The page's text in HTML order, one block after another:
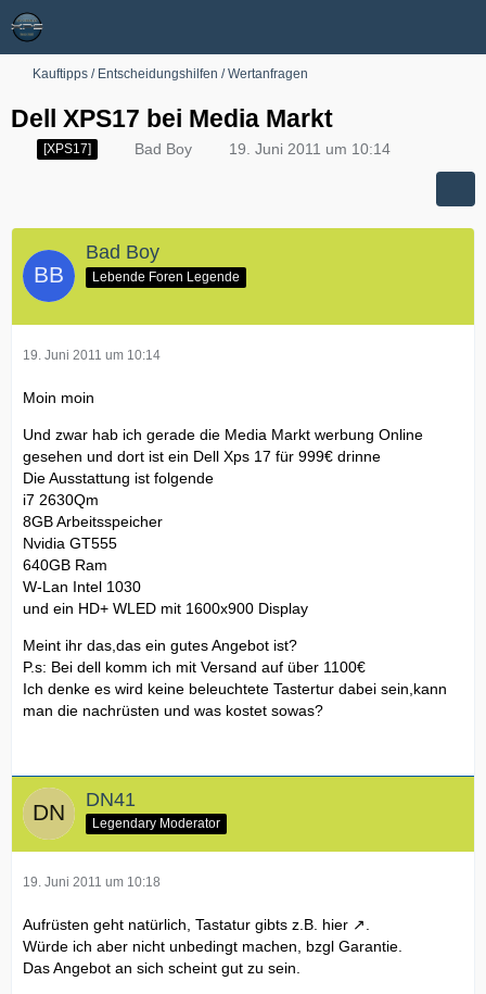
Kauftipps / Entscheidungshilfen / Wertanfragen
Dell XPS17 bei Media Markt
[XPS17] Bad Boy 19. Juni 2011 um 10:14
Bad Boy
Lebende Foren Legende
19. Juni 2011 um 10:14
Moin moin
Und zwar hab ich gerade die Media Markt werbung Online
gesehen und dort ist ein Dell Xps 17 für 999€ drinne
Die Ausstattung ist folgende
i7 2630Qm
8GB Arbeitsspeicher
Nvidia GT555
640GB Ram
W-Lan Intel 1030
und ein HD+ WLED mit 1600x900 Display
Meint ihr das,das ein gutes Angebot ist?
P.s: Bei dell komm ich mit Versand auf über 1100€
Ich denke es wird keine beleuchtete Tastertur dabei sein,kann
man die nachrüsten und was kostet sowas?
DN41
Legendary Moderator
19. Juni 2011 um 10:18
Aufrüsten geht natürlich, Tastatur gibts z.B. hier
Würde ich aber nicht unbedingt machen, bzgl Garantie.
Das Angebot an sich scheint gut zu sein.